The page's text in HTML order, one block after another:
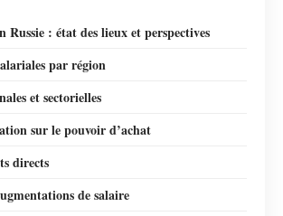
Russie : état des lieux et perspectives
par région
et sectorielles
sur le pouvoir d’achat
directs
de salaire